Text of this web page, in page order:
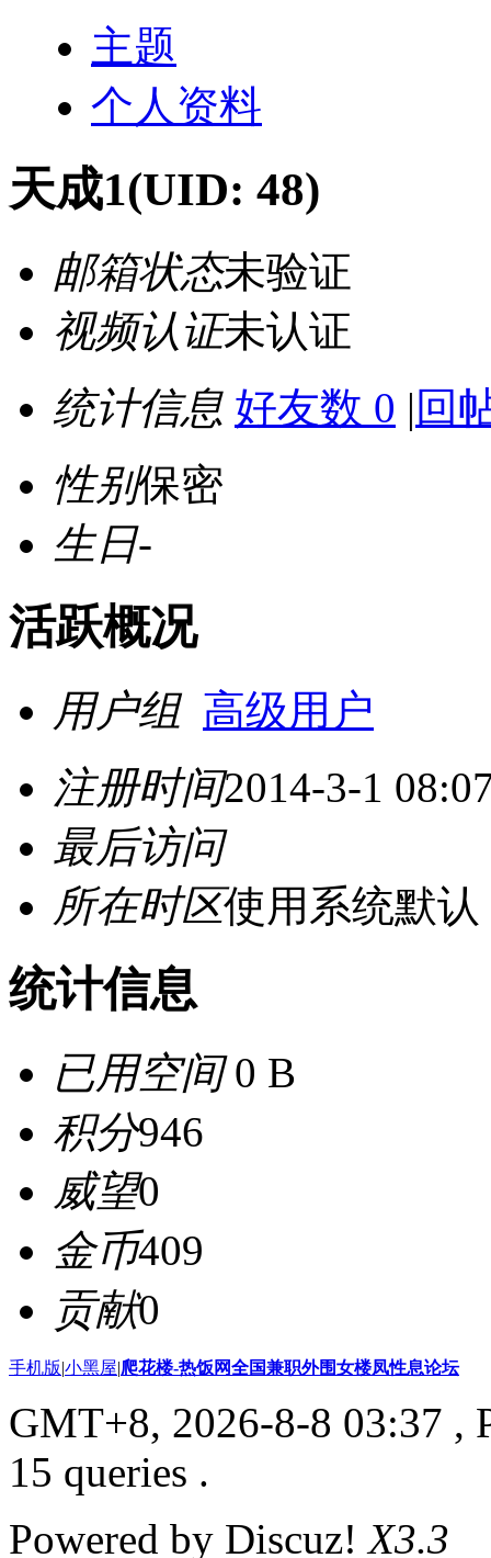
主题
个人资料
天成1(UID: 48)
邮箱状态未验证
视频认证未认证
统计信息 好友数 0 | 回
性别保密
生日-
活跃概况
用户组 高级用户
注册时间2014-3-1
最后访问
所在时区使用系统默认
统计信息
已用空间0 B
积分946
威望0
金币409
贡献0
手机版|小黑屋|爬花楼-热饭网全国兼职外围女楼凤性息论坛
GMT+8, 2026-8-8 03:37 ,
15 queries .
Powered by Discuz!X3.3